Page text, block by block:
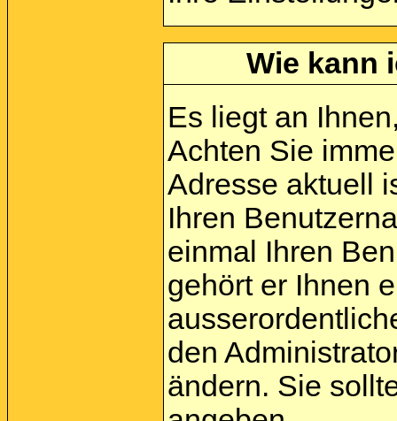
Wie kann
Es liegt an
Achten Sie
Adresse aktuell
Ihren
einmal Ihren
gehört er Ihnen
den
ändern. Sie